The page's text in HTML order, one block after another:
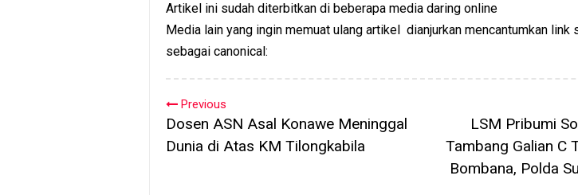
Artikel ini sudah diterbitkan di beberapa media daring online
Media lain yang ingin memuat ulang artikel dianjurkan mencantumkan link
sebagai canonical:
LSM Pribumi
Tambang Galian C
Bombana, Polda
Previous
Dosen ASN Asal Konawe Meninggal
Dunia di Atas KM Tilongkabila